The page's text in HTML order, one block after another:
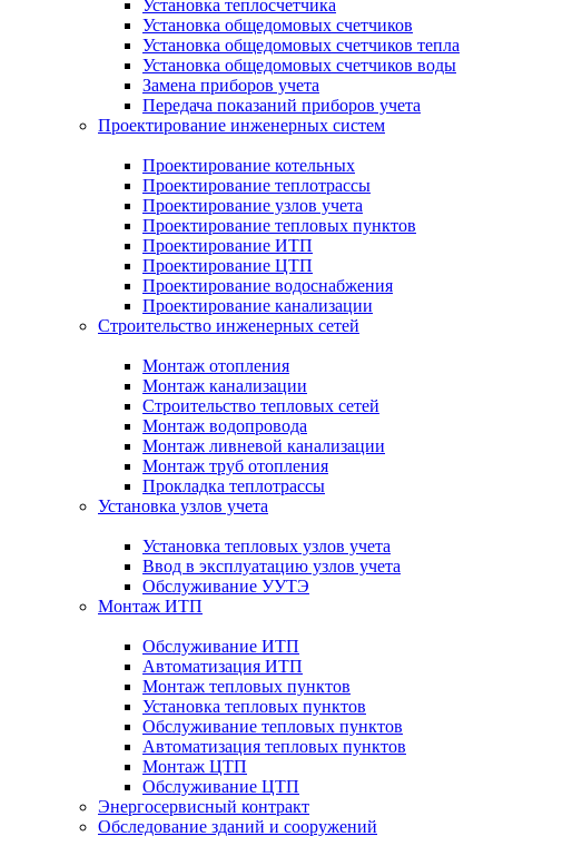
Установка теплосчетчика
Установка общедомовых счетчиков
Установка общедомовых счетчиков тепла
Установка общедомовых счетчиков воды
Замена приборов учета
Передача показаний приборов учета
Проектирование инженерных систем
Проектирование котельных
Проектирование теплотрассы
Проектирование узлов учета
Проектирование тепловых пунктов
Проектирование ИТП
Проектирование ЦТП
Проектирование водоснабжения
Проектирование канализации
Строительство инженерных сетей
Монтаж отопления
Монтаж канализации
Строительство тепловых сетей
Монтаж водопровода
Монтаж ливневой канализации
Монтаж труб отопления
Прокладка теплотрассы
Установка узлов учета
Установка тепловых узлов учета
Ввод в эксплуатацию узлов учета
Обслуживание УУТЭ
Монтаж ИТП
Обслуживание ИТП
Автоматизация ИТП
Монтаж тепловых пунктов
Установка тепловых пунктов
Обслуживание тепловых пунктов
Автоматизация тепловых пунктов
Монтаж ЦТП
Обслуживание ЦТП
Энергосервисный контракт
Обследование зданий и сооружений